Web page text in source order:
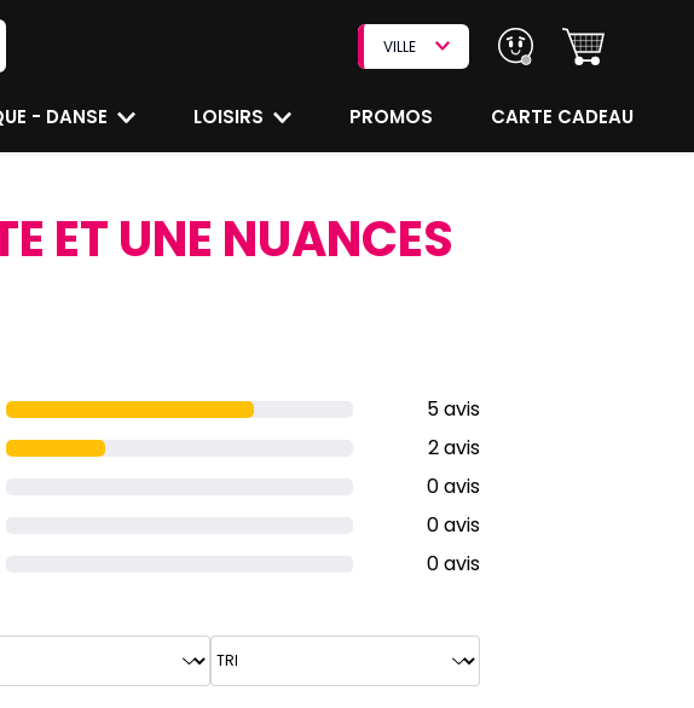
VILLE
- DANSE LOISIRS PROMOS CARTE CADEAU
ET UNE NUANCES
5 avis
2 avis
0 avis
0 avis
0 avis